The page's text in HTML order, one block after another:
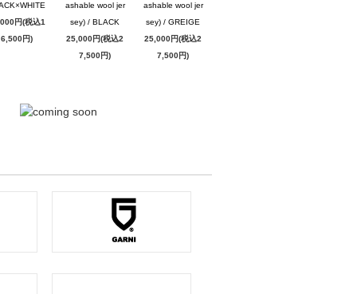
円(税込1
6,500円)
ashable wool jer
sey) / BLACK
25,000円(税込2
7,500円)
ashable wool jer
sey) / GREIGE
25,000円(税込2
7,500円)